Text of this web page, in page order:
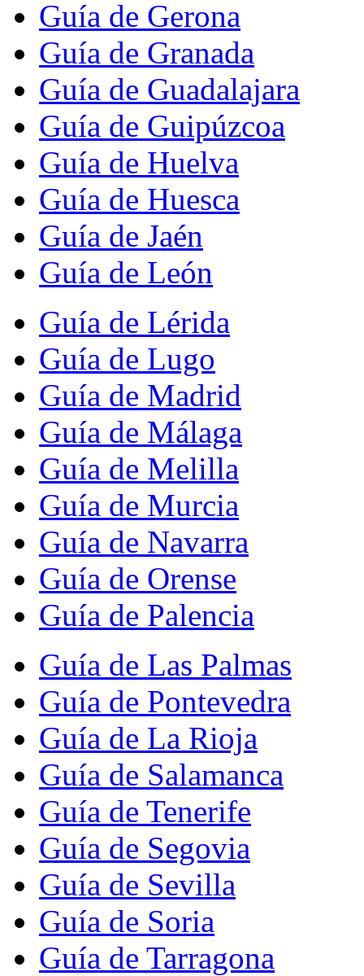
Guía de Gerona
Guía de Granada
Guía de Guadalajara
Guía de Guipúzcoa
Guía de Huelva
Guía de Huesca
Guía de Jaén
Guía de León
Guía de Lérida
Guía de Lugo
Guía de Madrid
Guía de Málaga
Guía de Melilla
Guía de Murcia
Guía de Navarra
Guía de Orense
Guía de Palencia
Guía de Las Palmas
Guía de Pontevedra
Guía de La Rioja
Guía de Salamanca
Guía de Tenerife
Guía de Segovia
Guía de Sevilla
Guía de Soria
Guía de Tarragona